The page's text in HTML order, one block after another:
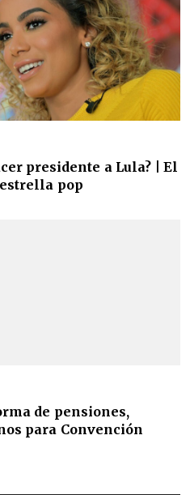
presidente a Lula? | El
pop
de pensiones,
para Convención